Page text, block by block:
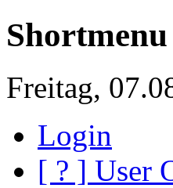
Shortmenu
Freitag,
Login
[ ? ] User